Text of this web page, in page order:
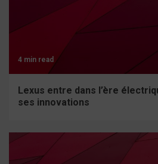
4 min read
Lexus entre dans l’ère
ses innovations